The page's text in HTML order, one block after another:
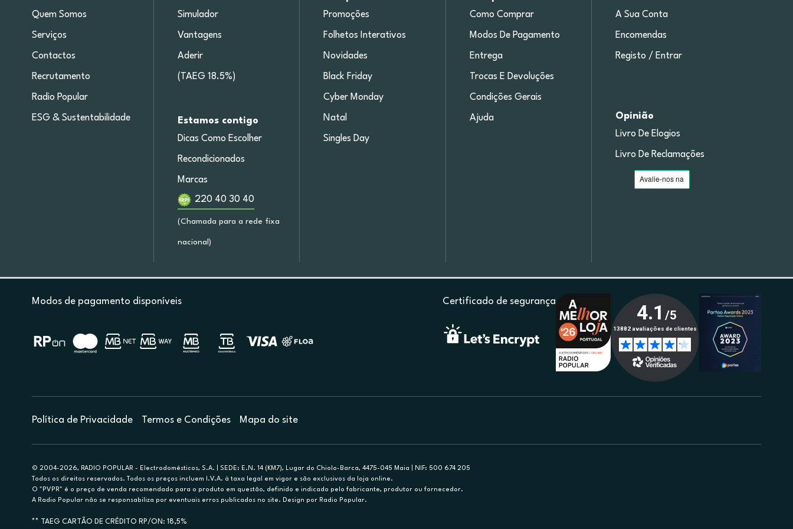
Quem Somos
Serviços
Contactos
Recrutamento
Radio Popular
ESG & Sustentabilidade
Simulador
Vantagens
Aderir
(TAEG 18.5%)
Estamos contigo
Dicas Como Escolher
Recondicionados
Marcas
220 40 30 40
(Chamada para a rede fixa
nacional)
Promoções
Folhetos Interativos
Novidades
Black Friday
Cyber Monday
Natal
Singles Day
Como Comprar
Modos De Pagamento
Entrega
Trocas E Devoluções
Condições Gerais
Ajuda
A Sua Conta
Encomendas
Registo / Entrar
Opinião
Livro De Elogios
Livro De Reclamações
Modos de pagamento disponíveis Certificado de segurança
Política de Privacidade Termos e Condições Mapa do site
© 2004-2026, RADIO POPULAR - Electrodomésticos, S.A. | SEDE: E.N. 14 (KM7), Lugar do Chiolo-Barca, 4475-045 Maia | NIF: 500 674 205
Todos os direitos reservados. Todos os preços incluem I.V.A. à taxa legal em vigor e são exclusivos da loja online.
O "PVPR" é o preço de venda recomendado para o produto em questão, definido e indicado pelo fabricante, produtor ou fornecedor.
A Radio Popular não se responsabiliza por eventuais erros publicados no site. Design por Radio Popular.
** TAEG CARTÃO DE CRÉDITO RP/ON: 18,5%